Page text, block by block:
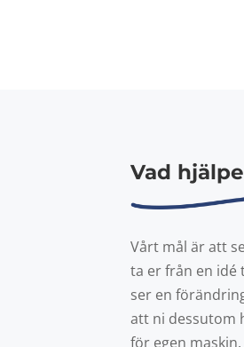
Vad
Vårt mål är att
ta er från en idé
ser en
att ni dessutom
för egen